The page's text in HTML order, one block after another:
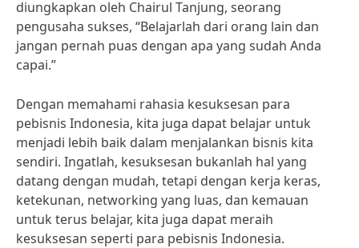
diungkapkan oleh Chairul Tanjung, seorang
pengusaha sukses, “Belajarlah dari orang lain dan
jangan pernah puas dengan apa yang sudah Anda
capai.”
Dengan memahami rahasia kesuksesan para
pebisnis Indonesia, kita juga dapat belajar untuk
menjadi lebih baik dalam menjalankan bisnis kita
sendiri. Ingatlah, kesuksesan bukanlah hal yang
datang dengan mudah, tetapi dengan kerja keras,
ketekunan, networking yang luas, dan kemauan
untuk terus belajar, kita juga dapat meraih
kesuksesan seperti para pebisnis Indonesia.